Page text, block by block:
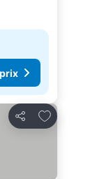
Partager
Ajouter à